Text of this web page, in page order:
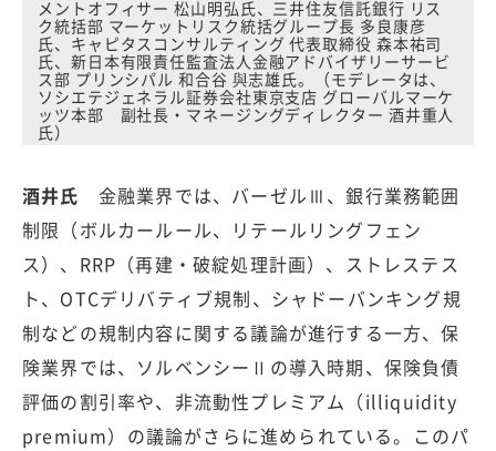
メントオフィサー 松山明弘氏、三井住友信託銀行 リス
ク統括部 マーケットリスク統括グループ長 多良康彦
氏、キャピタスコンサルティング 代表取締役 森本祐司
氏、新日本有限責任監査法人金融アドバイザリーサービ
ス部 プリンシパル 和合谷 與志雄氏。（モデレータは、
ソシエテジェネラル証券会社東京支店 グローバルマーケ
ッツ本部 副社長・マネージングディレクター 酒井重人
氏）
酒井氏 金融業界では、バーゼルⅢ、銀行業務範囲
制限（ボルカールール、リテールリングフェン
ス）、RRP（再建・破綻処理計画）、ストレステス
ト、OTCデリバティブ規制、シャドーバンキング規
制などの規制内容に関する議論が進行する一方、保
険業界では、ソルベンシーⅡの導入時期、保険負債
評価の割引率や、非流動性プレミアム（illiquidity
premium）の議論がさらに進められている。このパ